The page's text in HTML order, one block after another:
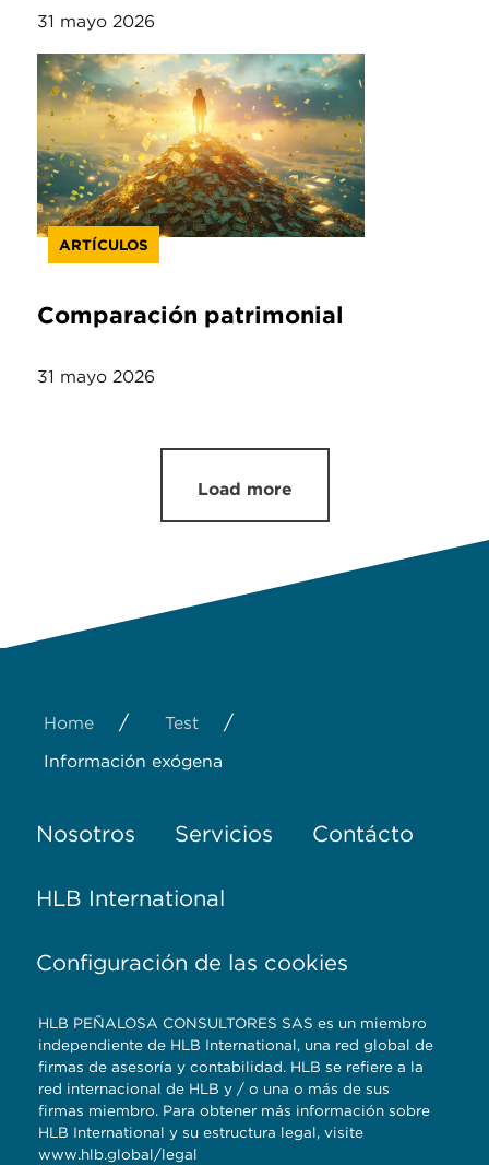
31 mayo 2026
ARTÍCULOS
Comparación patrimonial
31 mayo 2026
Load more
Home / Test /
Información exógena
Nosotros Servicios Contácto
HLB International
Configuración de las cookies
HLB PEÑALOSA CONSULTORES SAS es un miembro
independiente de HLB International, una red global de
firmas de asesoría y contabilidad. HLB se refiere a la
red internacional de HLB y / o una o más de sus
firmas miembro. Para obtener más información sobre
HLB International y su estructura legal, visite
www.hlb.global/legal